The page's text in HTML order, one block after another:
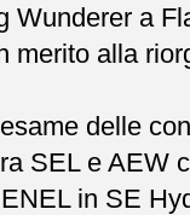
Wunderer a
merito alla
delle
SEL e AEW
in SE